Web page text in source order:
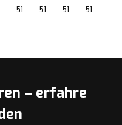
51 51 51 51
– erfahre